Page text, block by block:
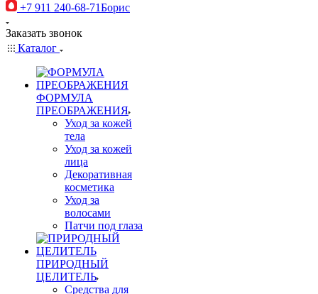
+7 911 240-68-71Борис
Заказать звонок
Каталог
ФОРМУЛА
ПРЕОБРАЖЕНИЯ
Уход за кожей
тела
Уход за кожей
лица
Декоративная
косметика
Уход за
волосами
Патчи под глаза
ПРИРОДНЫЙ
ЦЕЛИТЕЛЬ
Средства для